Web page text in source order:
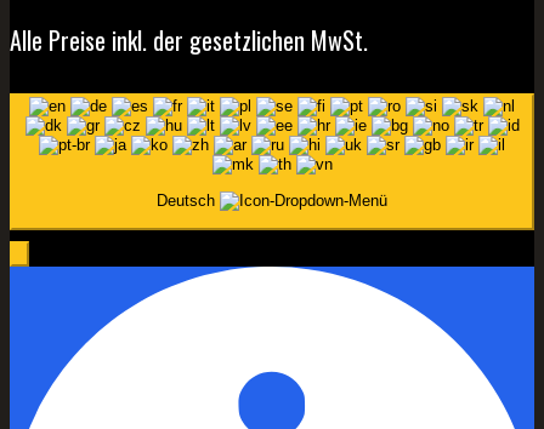
gewählt
werden
Alle Preise inkl. der gesetzlichen MwSt.
Deutsch